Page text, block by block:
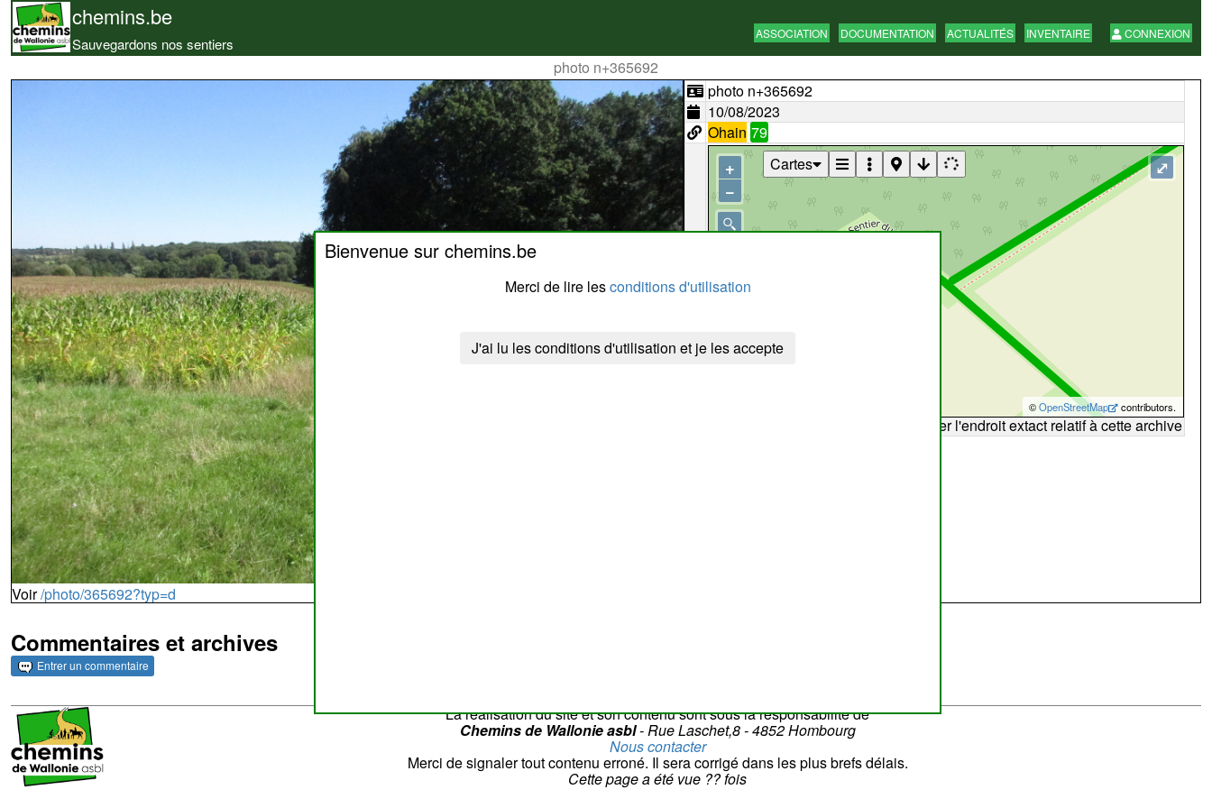
chemins.be
Sauvegardons nos sentiers
ASSOCIATION DOCUMENTATION ACTUALITÉS INVENTAIRE CONNEXION
photo n+365692
Bienvenue sur chemins.be
Merci de lire lesconditions d'utilisation
J'ai lu les conditions d'utilisation et je les accepte
Voir/photo/365692?typ=d
photo n+365692
10/08/2023
Ohain 79
©OpenStreetMap contributors.
+
−
⤢
Cartes
: la carte peut ne pas refléter l'endroit extact relatif à cette archive
Commentaires et archives
Entrer un commentaire
La réalisation du site et son contenu sont sous la responsabilité de
Chemins de Wallonie asbl- Rue Laschet,8 - 4852 Hombourg
Nous contacter
Merci de signaler tout contenu erroné. Il sera corrigé dans les plus brefs délais.
Cette page a été vue ??fois